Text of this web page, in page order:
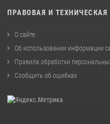
ПРАВОВАЯ И
О сайте
Об использовании информации
Правила обработки
Сообщить об ошибках